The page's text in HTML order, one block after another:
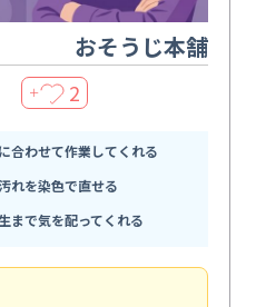
おそうじ本舗
＋ 2
合わせて作業してくれる
れを染色で直せる
まで気を配ってくれる